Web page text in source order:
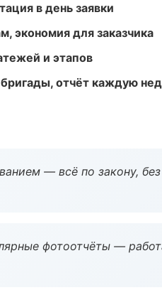
в день заявки
экономия для заказчика
и этапов
отчёт каждую
— всё по закону,
фотоотчёты —